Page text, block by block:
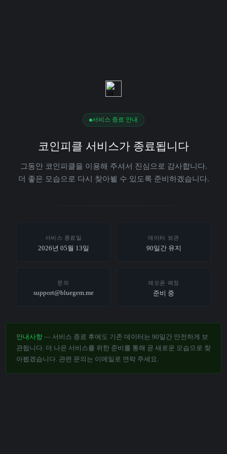
서비스 종료 안내
코인피클 서비스가 종료됩니다
그동안 코인피클을 이용해 주셔서 진심으로 감사합니다.
더 좋은 모습으로 다시 찾아뵐 수 있도록 준비하겠습니다.
서비스 종료일
2026년 05월 13일
데이터 보관
90일간 유지
문의
support@bluegem.me
재오픈 예정
준비 중
안내사항 — 서비스 종료 후에도 기존 데이터는 90일간 안전하게 보
관됩니다. 더 나은 서비스를 위한 준비를 통해 곧 새로운 모습으로 찾
아뵙겠습니다. 관련 문의는 이메일로 연락 주세요.